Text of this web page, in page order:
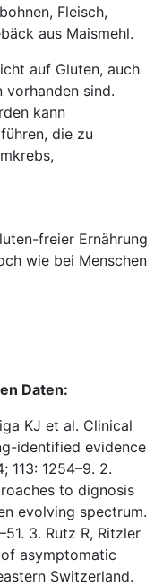
Fleisch,
aus Maismehl.
auf Gluten, auch
vorhanden sind.
kann
die zu
freier Ernährung
wie bei Menschen
Daten:
KJ et al. Clinical
identified evidence
113: 1254–9. 2.
to dignosis
evolving spectrum.
3. Rutz R, Ritzler
of asymptomatic
Switzerland.